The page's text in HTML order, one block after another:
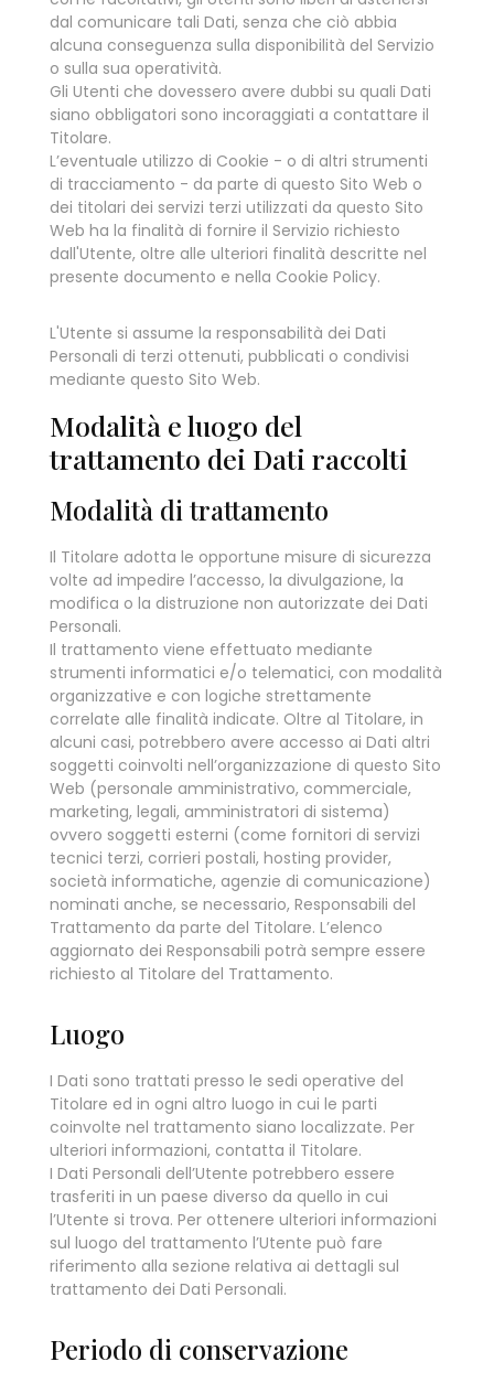
dal comunicare tali Dati, senza che ciò abbia
alcuna conseguenza sulla disponibilità del Servizio
o sulla sua operatività.
Gli Utenti che dovessero avere dubbi su quali Dati
siano obbligatori sono incoraggiati a contattare il
Titolare.
L’eventuale utilizzo di Cookie - o di altri strumenti
di tracciamento - da parte di questo Sito Web o
dei titolari dei servizi terzi utilizzati da questo Sito
Web ha la finalità di fornire il Servizio richiesto
dall'Utente, oltre alle ulteriori finalità descritte nel
presente documento e nella Cookie Policy.
L'Utente si assume la responsabilità dei Dati
Personali di terzi ottenuti, pubblicati o condivisi
mediante questo Sito Web.
Modalità e luogo del
trattamento dei Dati raccolti
Modalità di trattamento
Il Titolare adotta le opportune misure di sicurezza
volte ad impedire l’accesso, la divulgazione, la
modifica o la distruzione non autorizzate dei Dati
Personali.
Il trattamento viene effettuato mediante
strumenti informatici e/o telematici, con modalità
organizzative e con logiche strettamente
correlate alle finalità indicate. Oltre al Titolare, in
alcuni casi, potrebbero avere accesso ai Dati altri
soggetti coinvolti nell’organizzazione di questo Sito
Web (personale amministrativo, commerciale,
marketing, legali, amministratori di sistema)
ovvero soggetti esterni (come fornitori di servizi
tecnici terzi, corrieri postali, hosting provider,
società informatiche, agenzie di comunicazione)
nominati anche, se necessario, Responsabili del
Trattamento da parte del Titolare. L’elenco
aggiornato dei Responsabili potrà sempre essere
richiesto al Titolare del Trattamento.
Luogo
I Dati sono trattati presso le sedi operative del
Titolare ed in ogni altro luogo in cui le parti
coinvolte nel trattamento siano localizzate. Per
ulteriori informazioni, contatta il Titolare.
I Dati Personali dell’Utente potrebbero essere
trasferiti in un paese diverso da quello in cui
l’Utente si trova. Per ottenere ulteriori informazioni
sul luogo del trattamento l’Utente può fare
riferimento alla sezione relativa ai dettagli sul
trattamento dei Dati Personali.
Periodo di conservazione